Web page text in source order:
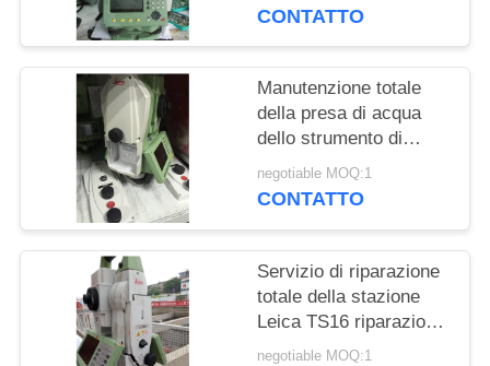
CONTATTO
Manutenzione totale
della presa di acqua
dello strumento di
Leica TM30 TM50 di
servizio di riparazione
negotiable MOQ:1
CONTATTO
Servizio di riparazione
totale della stazione
Leica TS16 riparazione
di strumenti rotti
negotiable MOQ:1